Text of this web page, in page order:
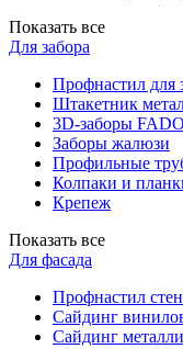
Показать все
Для забора
Профнастил для
Штакетник
3D-заборы
Заборы жалюзи
Профильные
Колпаки и
Крепеж
Показать все
Для фасада
Профнастил
Сайдинг
Сайдинг